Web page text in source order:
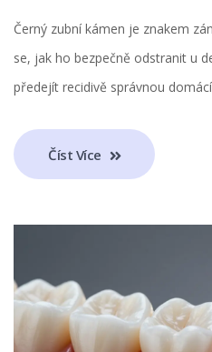
Černý zubní kámen je znakem
se, jak ho bezpečně odstranit u
předejít recidivě správnou
Číst Více